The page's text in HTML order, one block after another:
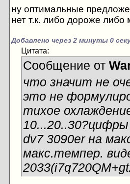
ну оптимальные
нет т.к. либо дороже
Добавлено через 2 минуты 0
Цитата:
Сообщение от
что значит не
это не
тихое
dv7 3090er на
макс.темпер.